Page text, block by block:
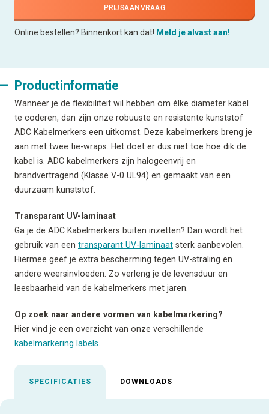
PRIJSAANVRAAG
Online bestellen? Binnenkort kan dat! Meld je alvast aan!
Productinformatie
Wanneer je de flexibiliteit wil hebben om élke diameter kabel
te coderen, dan zijn onze robuuste en resistente kunststof
ADC Kabelmerkers een uitkomst. Deze kabelmerkers breng je
aan met twee tie-wraps. Het doet er dus niet toe hoe dik de
kabel is. ADC kabelmerkers zijn halogeenvrij en
brandvertragend (Klasse V-0 UL94) en gemaakt van een
duurzaam kunststof.
Transparant UV-laminaat
Ga je de ADC Kabelmerkers buiten inzetten? Dan wordt het
gebruik van een transparant UV-laminaat sterk aanbevolen.
Hiermee geef je extra bescherming tegen UV-straling en
andere weersinvloeden. Zo verleng je de levensduur en
leesbaarheid van de kabelmerkers met jaren.
Op zoek naar andere vormen van kabelmarkering?
Hier vind je een overzicht van onze verschillende
kabelmarkering labels
SPECIFICATIES DOWNLOADS